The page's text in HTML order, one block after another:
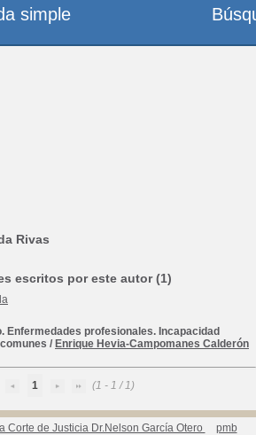
Rivas
escritos por este autor (1)
Enfermedades profesionales. Incapacidad
/ Enrique Hevia-Campomanes Calderón
1 (1 - 1 / 1)
Corte de Justicia Dr.Nelson García Otero pmb
simple